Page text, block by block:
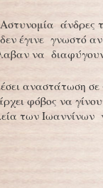
άνδρες
έγινε γνωστό
να
αναστάτωση σε
φόβος να
των Ιωαννίνων